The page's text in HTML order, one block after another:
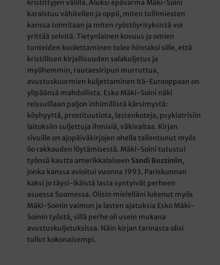
kristittyjen välillä. Aluksi epävarma Mäki-Soini
karaistuu vähitellen ja oppii, miten tullimiesten
kanssa toimitaan ja miten ryöstöyrityksistä voi
yrittää selvitä. Tietynlainen kovuus ja omien
tunteiden kuolettaminen tulee hinnaksi sille, että
kristillisen kirjallisuuden salakuljetus ja
myöhemmin, rautaesiripun murruttua,
avustuskuormien kuljettaminen Itä-Eurooppaan on
ylipäänsä mahdollista. Esko Mäki-Soini näki
reissuillaan paljon inhimillistä kärsimystä:
köyhyyttä, prostituutiota, lastenkoteja, psykiatrisiin
laitoksiin suljettuja ihmisiä, väkivaltaa. Kirjan
sivuille on ajopäiväkirjojen ohella tallentunut myös
ilo rakkauden löytämisestä. Mäki-Soini tutustui
työnsä kautta amerikkalaiseen Sandi Bozziniin,
jonka kanssa avioitui vuonna 1993. Pariskunnan
kaksi jo täysi-ikäistä lasta syntyivät perheen
asuessa Suomessa. Olisin mielelläni lukenut myös
Mäki-Soinin vaimon ja lasten ajatuksia Esko Mäki-
Soinin työstä, sillä perhe oli usein mukana
avustuskuljetuksissa. Näin kirjan tarinasta olisi
tullut kokonaisempi.